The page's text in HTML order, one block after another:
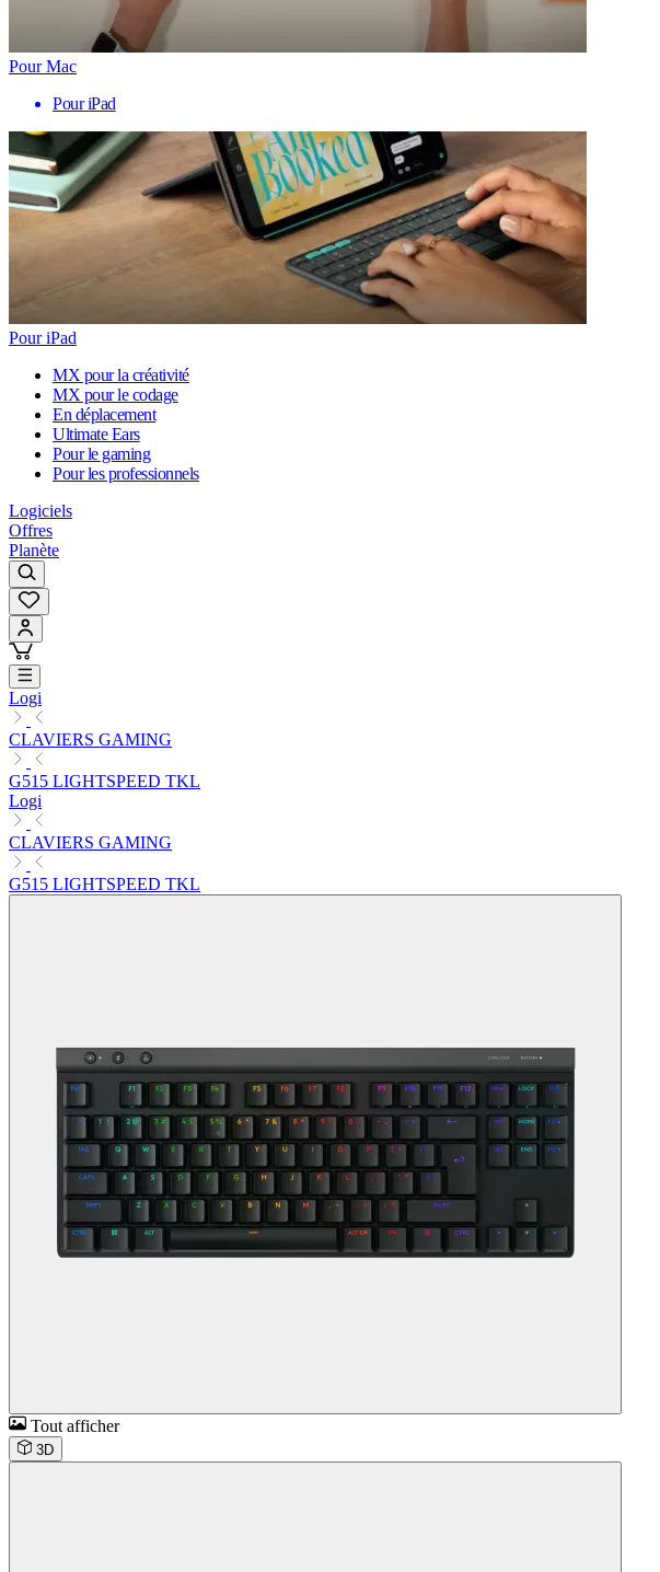
Pour Mac
Pour iPad
Pour iPad
MX pour la créativité
MX pour le codage
En déplacement
Ultimate Ears
Pour le gaming
Pour les professionnels
Logiciels
Offres
Planète
Logi
CLAVIERS GAMING
G515 LIGHTSPEED TKL
Logi
CLAVIERS GAMING
G515 LIGHTSPEED TKL
Tout afficher
3D